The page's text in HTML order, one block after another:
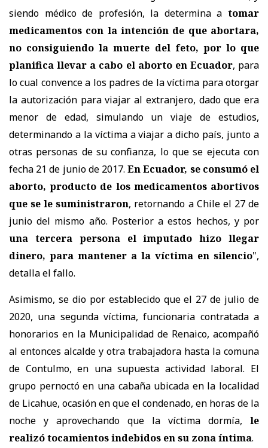
siendo médico de profesión, la determina a tomar
medicamentos con la intención de que abortara,
no consiguiendo la muerte del feto, por lo que
planifica llevar a cabo el aborto en Ecuador, para
lo cual convence a los padres de la víctima para otorgar
la autorización para viajar al extranjero, dado que era
menor de edad, simulando un viaje de estudios,
determinando a la víctima a viajar a dicho país, junto a
otras personas de su confianza, lo que se ejecuta con
fecha 21 de junio de 2017.En Ecuador, se consumó el
aborto, producto de los medicamentos abortivos
que se le suministraron, retornando a Chile el 27 de
junio del mismo año. Posterior a estos hechos, y por
una tercera persona el imputado hizo llegar
dinero, para mantener a la víctima en silencio",
detalla el fallo.
Asimismo, se dio por establecido que el 27 de julio de
2020, una segunda víctima, funcionaria contratada a
honorarios en la Municipalidad de Renaico, acompañó
al entonces alcalde y otra trabajadora hasta la comuna
de Contulmo, en una supuesta actividad laboral. El
grupo pernoctó en una cabaña ubicada en la localidad
de Licahue, ocasión en que el condenado, en horas de la
noche y aprovechando que la víctima dormía, le
realizó tocamientos indebidos en su zona íntima.